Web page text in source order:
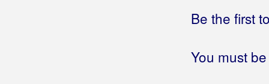
Be the first
You must